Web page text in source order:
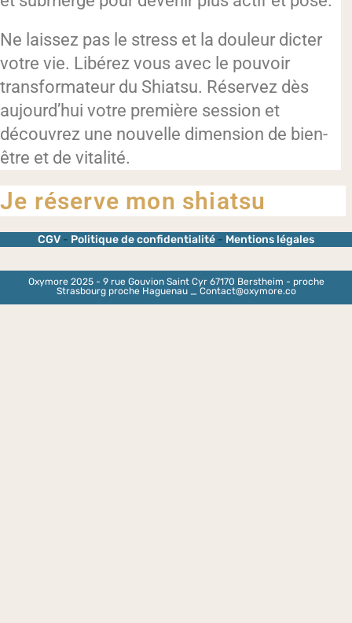
Ne laissez pas le stress et la douleur dicter
votre vie. Libérez vous avec le pouvoir
transformateur du Shiatsu. Réservez dès
aujourd’hui votre première session et
découvrez une nouvelle dimension de bien-
être et de vitalité.
Je réserve mon shiatsu
CGV - Politique de confidentialité - Mentions légales
Oxymore 2025 - 9 rue Gouvion Saint Cyr 67170 Berstheim - proche
Strasbourg proche Haguenau _ Contact@oxymore.co